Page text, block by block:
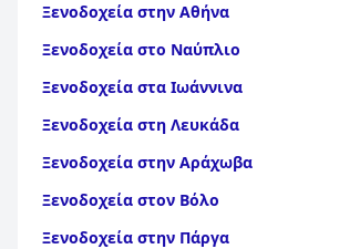
Ξενοδοχεία στην Αθήνα
Ξενοδοχεία στο Ναύπλιο
Ξενοδοχεία στα Ιωάννινα
Ξενοδοχεία στη Λευκάδα
Ξενοδοχεία στην Αράχωβα
Ξενοδοχεία στον Βόλο
Ξενοδοχεία στην Πάργα